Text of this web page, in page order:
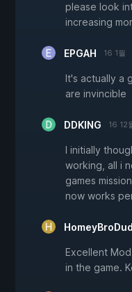
please look
increasing
EPGAH 16 1월
It's actually a
are invincible
DDKING 16 12
I initially
working, all i
games
now works
Excellent
in the game.